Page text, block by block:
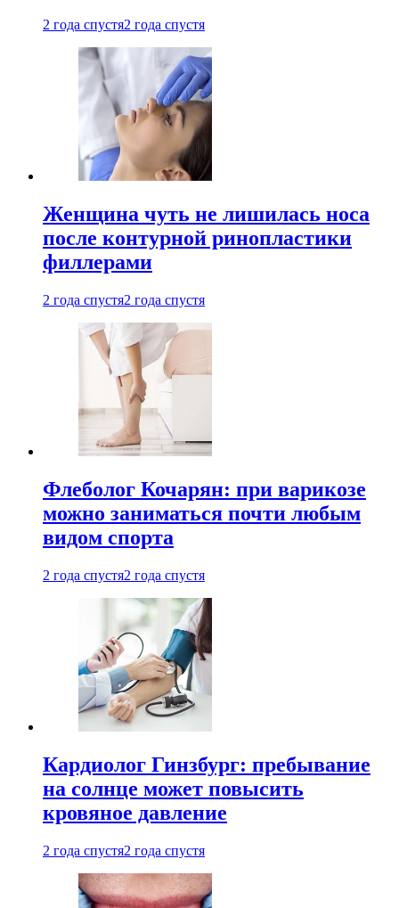
2 года спустя2 года спустя
Женщина чуть не лишилась носа
после контурной ринопластики
филлерами
2 года спустя2 года спустя
Флеболог Кочарян: при варикозе
можно заниматься почти любым
видом спорта
2 года спустя2 года спустя
Кардиолог Гинзбург: пребывание
на солнце может повысить
кровяное давление
2 года спустя2 года спустя